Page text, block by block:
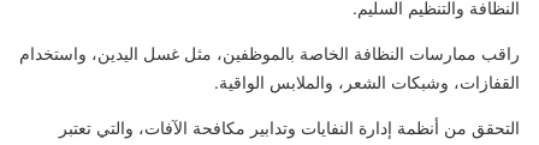
النظافة والتنظيم السليم.
راقب ممارسات النظافة الخاصة بالموظفين، مثل غسل اليدين، واستخدام
القفازات، وشبكات الشعر، والملابس الواقية.
التحقق من أنظمة إدارة النفايات وتدابير مكافحة الآفات، والتي تعتبر